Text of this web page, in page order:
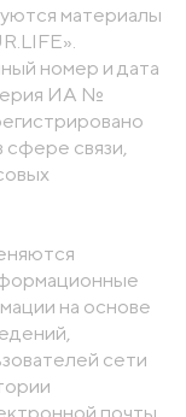
материалы
номер и дата
ИА №
связи,
на основе
сети
почты